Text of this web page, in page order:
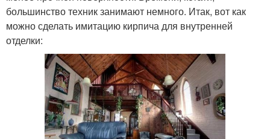
большинство техник занимают немного. Итак, вот как
можно сделать имитацию кирпича для внутренней
отделки: